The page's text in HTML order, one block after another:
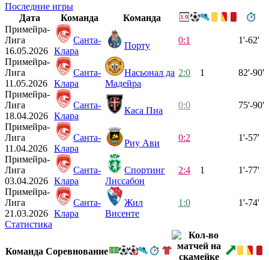
Последние игры
Дата
Команда
Команда
Примейра-
Лига
16.05.2026
Санта-
Клара
Порту
0:1 1'-62'
Примейра-
Лига
11.05.2026
Санта-
Клара
Насьонал да
Мадейра
2:0 1 82'-90'
Примейра-
Лига
18.04.2026
Санта-
Клара
Каса Пиа
0:0 75'-90'
Примейра-
Лига
11.04.2026
Санта-
Клара
Риу Ави
0:2 1'-57'
Примейра-
Лига
03.04.2026
Санта-
Клара
Спортинг
Лиссабон
2:4 1 1'-77'
Примейра-
Лига
21.03.2026
Санта-
Клара
Жил
Висенте
1:0 1'-74'
Статистика
Команда Соревнование